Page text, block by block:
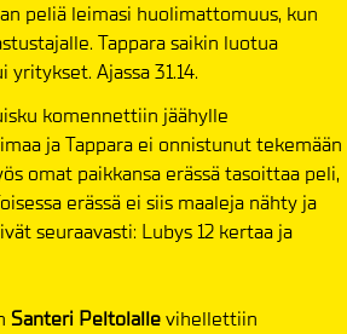
peliä leimasi huolimattomuus, kun
Tappara saikin luotua
Ajassa 31.14.
komennettiin jäähylle
ja Tappara ei onnistunut tekemään
omat paikkansa erässä tasoittaa peli,
erässä ei siis maaleja nähty ja
seuraavasti: Lubys 12 kertaa ja
Santeri Peltolallevihellettiin